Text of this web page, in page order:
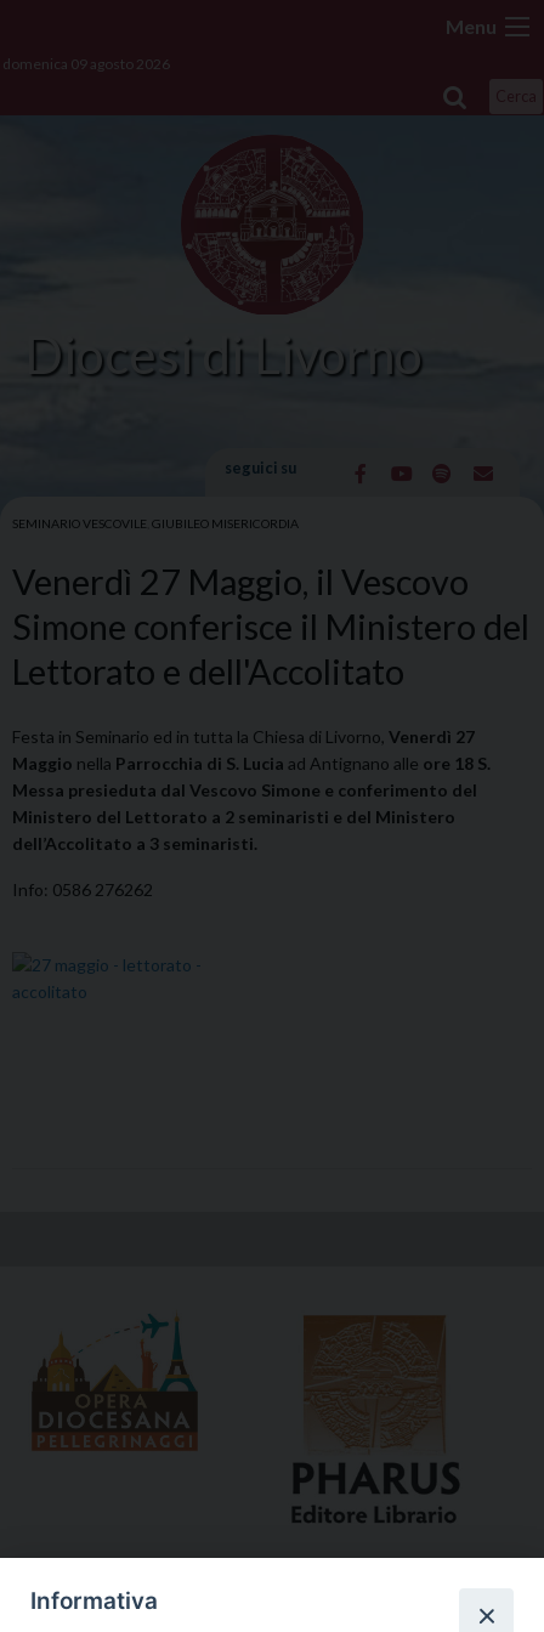
content
Menu
domenica 09 agosto 2026
Diocesi di Livorno
seguici su
SEMINARIO VESCOVILE GIUBILEO MISERICORDIA
Venerdì 27 Maggio, il Vescovo
Simone conferisce il Ministero del
Lettorato e dell'Accolitato
Festa in Seminario ed in tutta la Chiesa di Livorno, Venerdì 27
Maggio nella Parrocchia di S. Lucia ad Antignano alle ore 18 S.
Messa presieduta dal Vescovo Simone e conferimento del
Ministero del Lettorato a 2 seminaristi e del Ministero
dell’Accolitato a 3 seminaristi.
Info: 0586 276262
Informativa